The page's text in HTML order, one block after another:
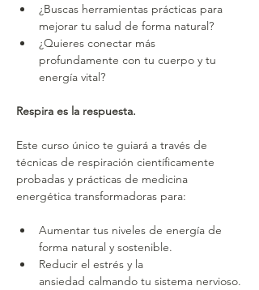
¿Buscas herramientas prácticas para
mejorar tu salud de forma natural?
¿Quieres conectar más
profundamente con tu cuerpo y tu
energía vital?
Respira es la respuesta.
Este curso único te guiará a través de
técnicas de respiración científicamente
probadas y prácticas de medicina
energética transformadoras para:
Aumentar tus niveles de energía de
forma natural y sostenible.
Reducir el estrés y la
ansiedad calmando tu sistema nervioso.